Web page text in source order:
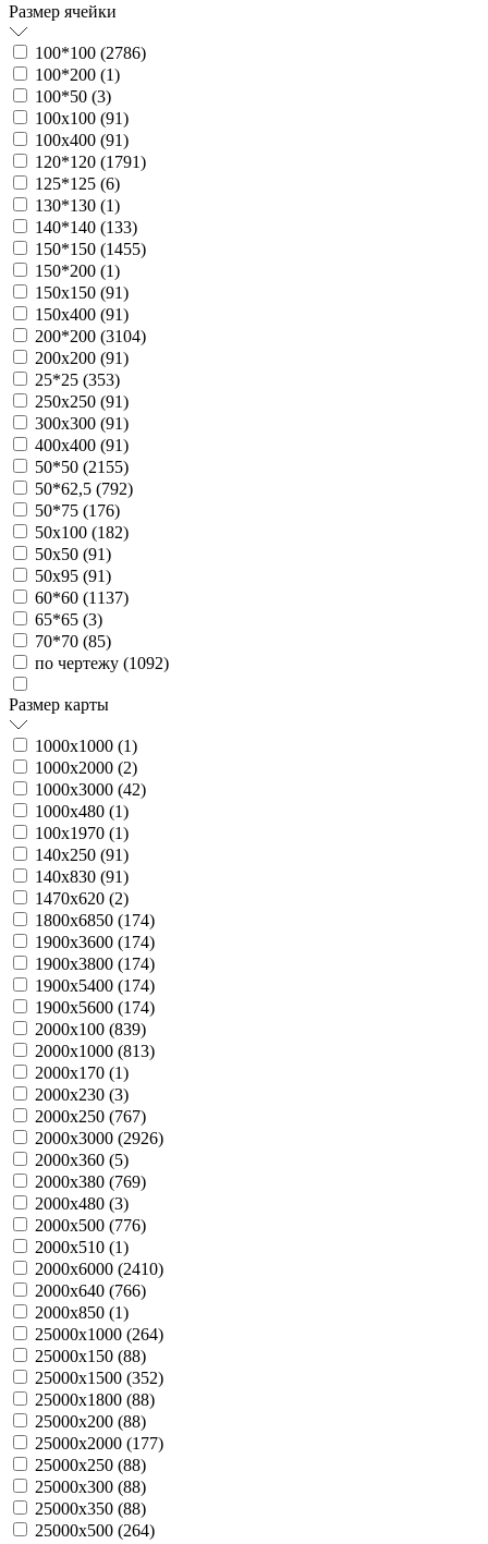
Размер ячейки
100*100 (2786)
100*200 (1)
100*50 (3)
100х100 (91)
100х400 (91)
120*120 (1791)
125*125 (6)
130*130 (1)
140*140 (133)
150*150 (1455)
150*200 (1)
150х150 (91)
150х400 (91)
200*200 (3104)
200х200 (91)
25*25 (353)
250х250 (91)
300х300 (91)
400х400 (91)
50*50 (2155)
50*62,5 (792)
50*75 (176)
50х100 (182)
50х50 (91)
50х95 (91)
60*60 (1137)
65*65 (3)
70*70 (85)
по чертежу (1092)
Размер карты
1000х1000 (1)
1000х2000 (2)
1000х3000 (42)
1000х480 (1)
100х1970 (1)
140х250 (91)
140х830 (91)
1470х620 (2)
1800х6850 (174)
1900х3600 (174)
1900х3800 (174)
1900х5400 (174)
1900х5600 (174)
2000х100 (839)
2000х1000 (813)
2000х170 (1)
2000х230 (3)
2000х250 (767)
2000х3000 (2926)
2000х360 (5)
2000х380 (769)
2000х480 (3)
2000х500 (776)
2000х510 (1)
2000х6000 (2410)
2000х640 (766)
2000х850 (1)
25000х1000 (264)
25000х150 (88)
25000х1500 (352)
25000х1800 (88)
25000х200 (88)
25000х2000 (177)
25000х250 (88)
25000х300 (88)
25000х350 (88)
25000х500 (264)